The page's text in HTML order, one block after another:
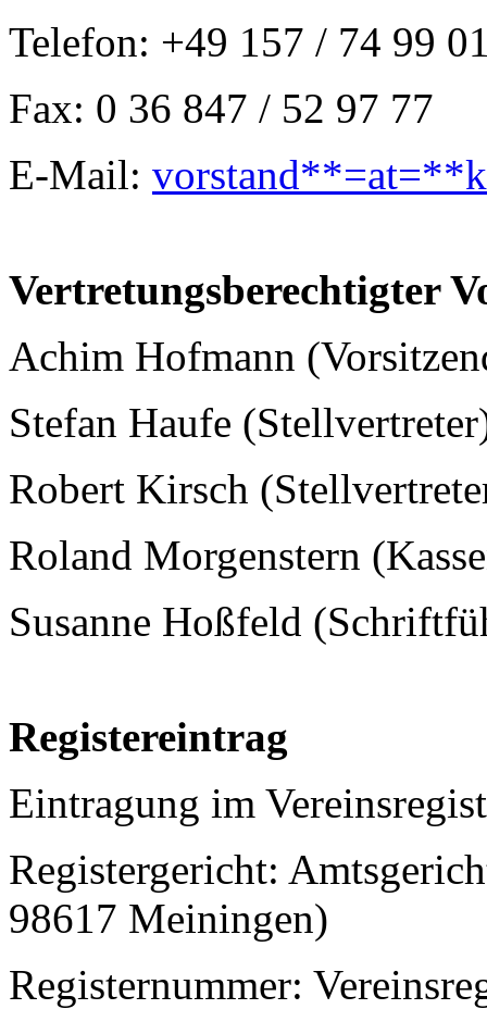
Telefon: +49 157 / 74 99
Fax: 0 36 847 / 52 97 77
E-Mail:
Vertretungsberechtigter
Achim Hofmann
Stefan Haufe
Robert Kirsch
Roland Morgenstern
Susanne Hoßfeld
Registereintrag
Eintragung im
Registergericht:
98617 Meiningen)
Registernummer: